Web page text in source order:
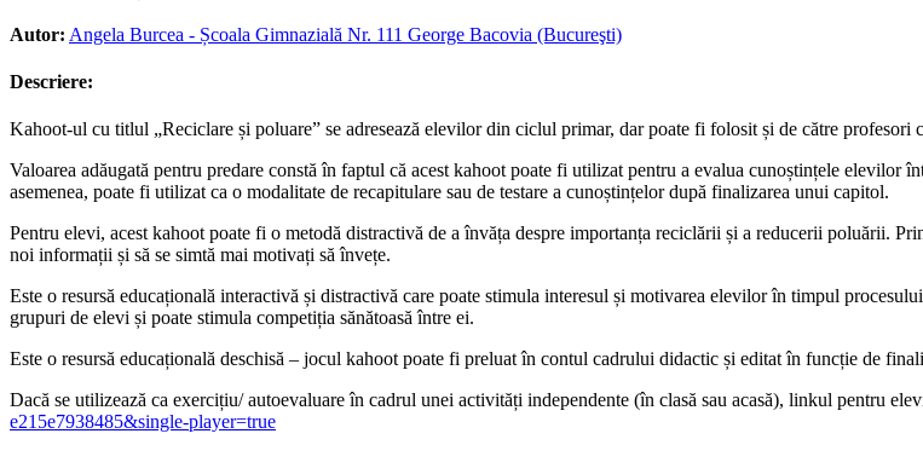
Autor: Angela Burcea - Școala Gimnazială Nr. 111 George Bacovia (Bucureşti)
Descriere:
Kahoot-ul cu titlul „Reciclare și poluare” se adresează elevilor din ciclul primar, dar poate fi folosit și de către profesori
Valoarea adăugată pentru predare constă în faptul că acest kahoot poate fi utilizat pentru a evalua cunoștințele
asemenea, poate fi utilizat ca o modalitate de recapitulare sau de testare a cunoștințelor după finalizarea unui capitol.
Pentru elevi, acest kahoot poate fi o metodă distractivă de a învăța despre importanța reciclării și a reducerii poluării.
noi informații și să se simtă mai motivați să învețe.
Este o resursă educațională interactivă și distractivă care poate stimula interesul și motivarea elevilor în timpul
grupuri de elevi și poate stimula competiția sănătoasă între ei.
Este o resursă educațională deschisă – jocul kahoot poate fi preluat în contul cadrului didactic și editat în funcție de
Dacă se utilizează ca exercițiu/ autoevaluare în cadrul unei activități independente (în clasă sau acasă), linkul pentru
e215e7938485&single-player=true